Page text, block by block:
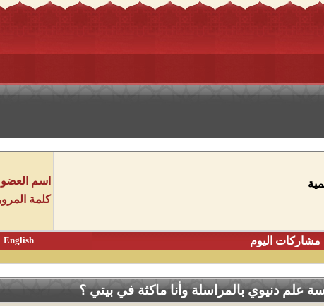
اسم العضو
كلمة المرور
مشاركات اليوم English
علم دنيوي بالمراسلة وأنا ماكثة في بيتي ؟